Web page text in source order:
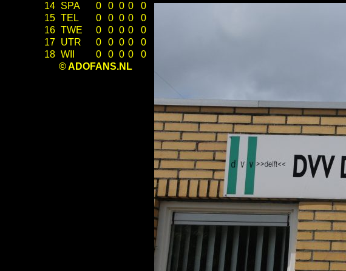
14 SPA 0 0 0 0
0
15 TEL 0 0 0 0
0
16 TWE 0 0 0 0
0
17 UTR 0 0 0 0
0
18 WII 0 0 0 0
0
© ADOFANS.NL